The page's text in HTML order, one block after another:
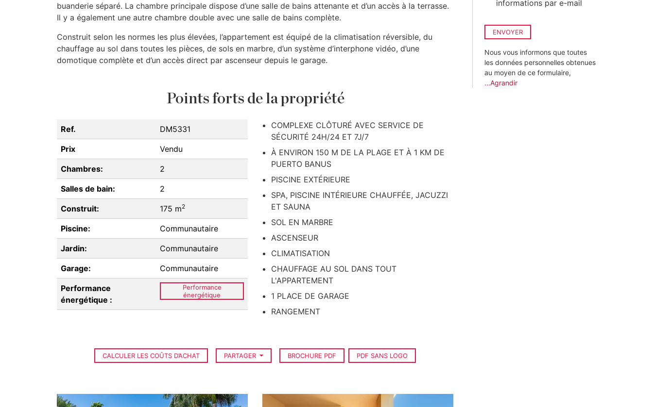
buanderie séparé. La chambre principale dispose d’une salle de bains attenante et d’un accès à la terrasse.
Il y a également une autre chambre double avec une salle de bains complète.
Construit selon les normes les plus élevées, l’appartement est équipé de la climatisation réversible, du
chauffage au sol dans toutes les pièces, de sols en marbre, d’un système d’interphone vidéo, d’une
domotique complète et d’un accès direct par ascenseur depuis le garage.
Points forts de la propriété
Ref. DM5331
Prix Vendu
Chambres: 2
Salles de bain: 2
Construit: 175 m2
Piscine: Communautaire
Jardin: Communautaire
Garage: Communautaire
Performance
énergétique :
Performance
énergétique
COMPLEXE CLÔTURÉ AVEC SERVICE DE
SÉCURITÉ 24H/24 ET 7J/7
À ENVIRON 150 M DE LA PLAGE ET À 1 KM DE
PUERTO BANUS
PISCINE EXTÉRIEURE
SPA, PISCINE INTÉRIEURE CHAUFFÉE, JACUZZI
ET SAUNA
SOL EN MARBRE
ASCENSEUR
CLIMATISATION
CHAUFFAGE AU SOL DANS TOUT
L'APPARTEMENT
1 PLACE DE GARAGE
RANGEMENT
CALCULER LES COÛTS D’ACHAT PARTAGER BROCHURE PDF PDF SANS LOGO
informations par e-mail
ENVOYER
Nous vous informons que toutes
les données personnelles obtenues
au moyen de ce formulaire,
...Agrandir